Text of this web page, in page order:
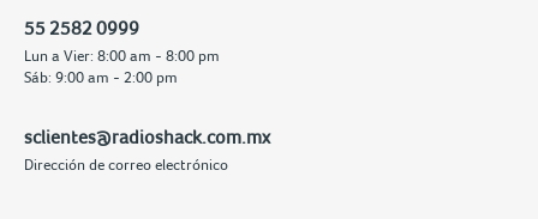
55 2582 0999
Lun a Vier: 8:00 am - 8:00 pm
Sáb: 9:00 am - 2:00 pm
sclientes@radioshack.com.mx
Dirección de correo electrónico